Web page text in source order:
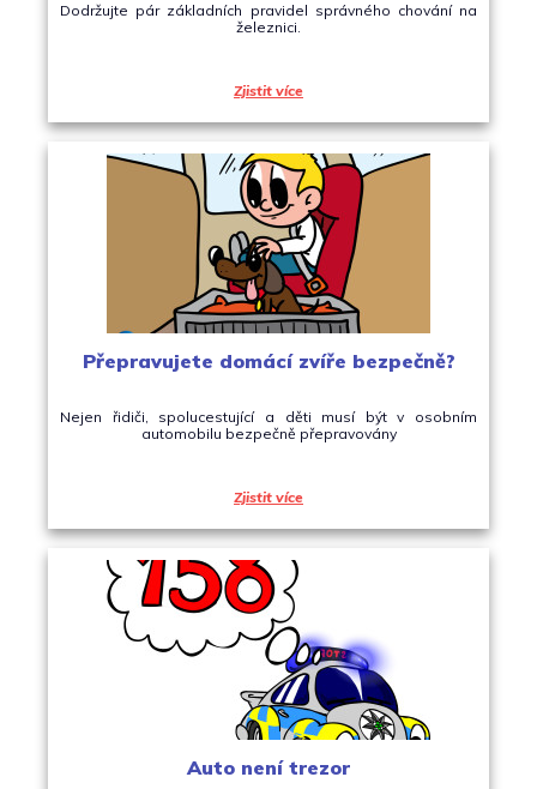
Dodržujte pár základních pravidel správného chování na
železnici.
Zjistit více
Přepravujete domácí zvíře bezpečně?
Nejen řidiči, spolucestující a děti musí být v osobním
automobilu bezpečně přepravovány
Zjistit více
Auto není trezor